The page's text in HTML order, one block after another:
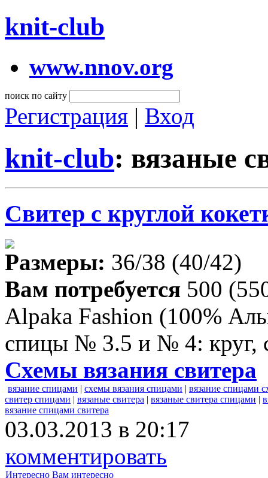
knit-club
www.nnov.org
поиск по сайту
Регистрация | Вход
knit-club: вязаные
Свитер с круглой
Размеры: 36/38 (40/42)
Вам потребуется 500
Alpaka Fashion (100%
спицы № 3.5 и № 4:
Схемы вязания свитера
вязание спицами | схемы вязания спицами | вязание спицами
свитер спицами | вязаные свитера | вязаные свитера спицами |
вязание спицами свитера
03.03.2013 в 20:17
комментировать
Интересно Вам интересно